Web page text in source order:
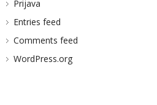
Prijava
Entries feed
Comments feed
WordPress.org